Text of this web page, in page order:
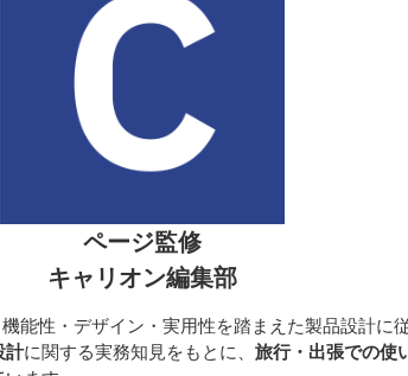
ページ監修
キャリオン編集部
能性・デザイン・実用性を踏まえた製品設計に
計に関する実務知見をもとに、 旅行・出張での使